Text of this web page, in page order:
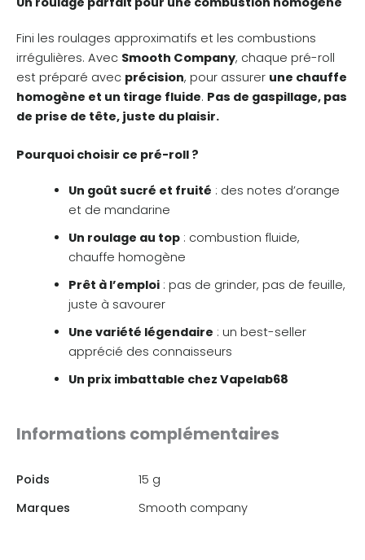
Fini les roulages approximatifs et les combustions
irrégulières. Avec Smooth Company, chaque pré-roll
est préparé avec précision, pour assurer une chauffe
homogène et un tirage fluide. Pas de gaspillage, pas
de prise de tête, juste du plaisir.
Pourquoi choisir ce pré-roll ?
Un goût sucré et fruité : des notes d’orange
et de mandarine
Un roulage au top: combustion fluide,
chauffe homogène
Prêt à l’emploi: pas de grinder, pas de feuille,
juste à savourer
Une variété légendaire : un best-seller
apprécié des connaisseurs
Un prix imbattable chez Vapelab68
Informations complémentaires
Poids
15 g
Marques
Smooth company